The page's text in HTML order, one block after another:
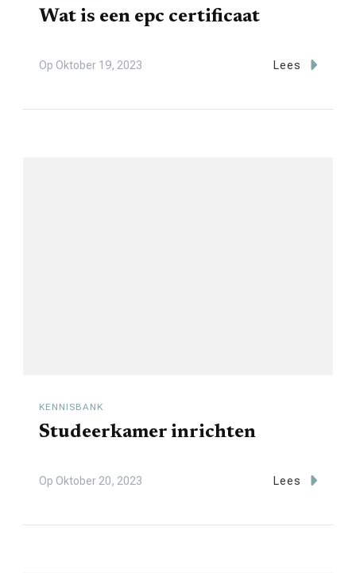
Wat is een epc certificaat
Op Oktober 19, 2023 Lees
KENNISBANK
Studeerkamer inrichten
Op Oktober 20, 2023 Lees